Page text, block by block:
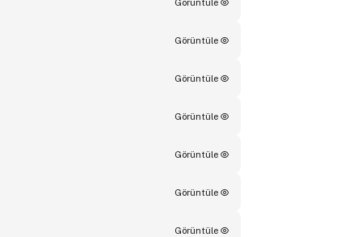
Görüntüle
Görüntüle
Görüntüle
Görüntüle
Görüntüle
Görüntüle